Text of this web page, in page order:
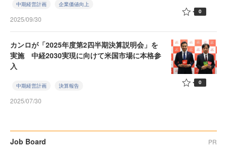
中期経営計画 企業価値向上
2025/09/30
0
カンロが「2025年度第2四半期決算説明会」を
実施 中経2030実現に向けて米国市場に本格参
入
中期経営計画 決算報告
2025/07/30
0
Job Board PR